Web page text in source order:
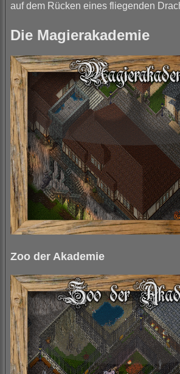
auf dem Rücken eines fliegenden
Die Magierakademie
Zoo der Akademie